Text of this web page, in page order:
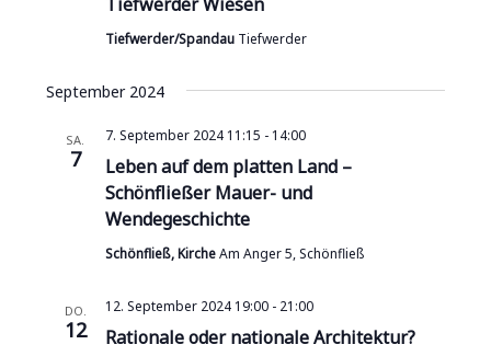
Tiefwerder/Spandau Tiefwerder
September 2024
SA.
7
Leben auf dem platten Land –
Schönfließer Mauer- und
Wendegeschichte
7. September 2024 11:15 - 14:00
Schönfließ, KircheAm Anger 5, Schönfließ
DO.
12 Rationale oder nationale Architektur?
12. September 2024 19:00- 21:00